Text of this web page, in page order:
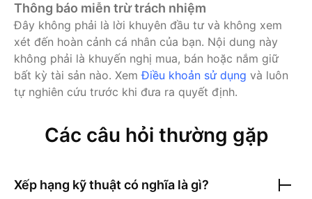
Thông báo miễn trừ trách nhiệm
Đây không phải là lời khuyên đầu tư và không xem
xét đến hoàn cảnh cá nhân của bạn. Nội dung này
không phải là khuyến nghị mua, bán hoặc nắm giữ
bất kỳ tài sản nào. XemĐiều khoản sử dụng và luôn
tự nghiên cứu trước khi đưa ra quyết định.
Các câu hỏi thường gặp
Xếp hạng kỹ thuật có nghĩa là gì?